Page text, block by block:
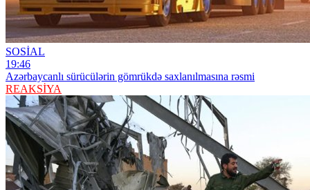
SOSİAL
19:46
Azərbaycanlı sürücülərin gömrükdə saxlanılmasına rəsmi
REAKSİYA